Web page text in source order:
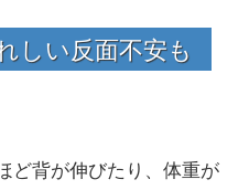
しい反面不安も
ど背が伸びたり、体重が